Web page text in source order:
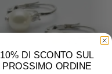
10% DI SCONTO SUL
PROSSIMO ORDINE